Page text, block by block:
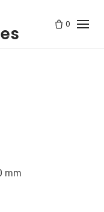
0
mm